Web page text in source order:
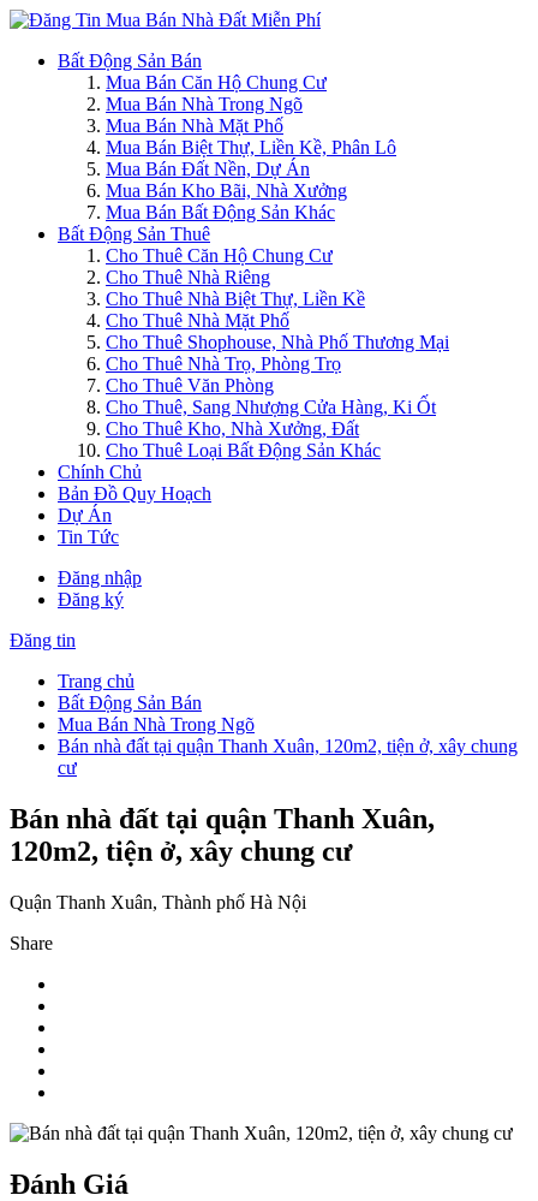
Bất Động Sản Bán
Mua Bán Căn Hộ Chung Cư
Mua Bán Nhà Trong Ngõ
Mua Bán Nhà Mặt Phố
Mua Bán Biệt Thự, Liền Kề, Phân Lô
Mua Bán Đất Nền, Dự Án
Mua Bán Kho Bãi, Nhà Xưởng
Mua Bán Bất Động Sản Khác
Bất Động Sản Thuê
Cho Thuê Căn Hộ Chung Cư
Cho Thuê Nhà Riêng
Cho Thuê Nhà Biệt Thự, Liền Kề
Cho Thuê Nhà Mặt Phố
Cho Thuê Shophouse, Nhà Phố Thương Mại
Cho Thuê Nhà Trọ, Phòng Trọ
Cho Thuê Văn Phòng
Cho Thuê, Sang Nhượng Cửa Hàng, Ki Ốt
Cho Thuê Kho, Nhà Xưởng, Đất
Cho Thuê Loại Bất Động Sản Khác
Chính Chủ
Bản Đồ Quy Hoạch
Dự Án
Tin Tức
Đăng nhập
Đăng ký
Đăng tin
Trang chủ
Bất Động Sản Bán
Mua Bán Nhà Trong Ngõ
Bán nhà đất tại quận Thanh Xuân, 120m2, tiện ở, xây chung
cư
Bán nhà đất tại quận Thanh Xuân,
120m2, tiện ở, xây chung cư
Quận Thanh Xuân, Thành phố Hà Nội
Share
Đánh Giá